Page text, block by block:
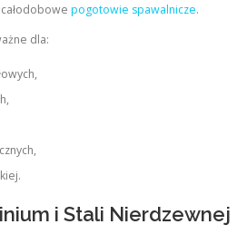
pogotowie spawalnicze.
dla:
i Stali Nierdzewnej